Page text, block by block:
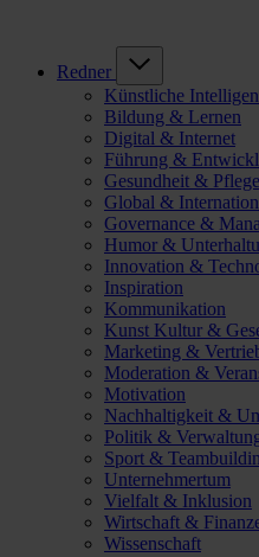
Redner
Künstliche
Bildung & Lernen
Digital & Internet
Führung &
Gesundheit & Pflege
Global &
Governance &
Humor &
Innovation &
Inspiration
Kommunikation
Kunst Kultur &
Marketing &
Moderation &
Motivation
Nachhaltigkeit &
Politik &
Sport &
Unternehmertum
Vielfalt & Inklusion
Wirtschaft &
Wissenschaft